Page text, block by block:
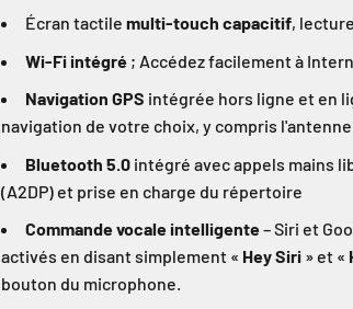
Écran tactile multi-touch capacitif,
Wi-Fi intégré ; Accédez facilement à
Navigation GPS intégrée hors ligne et en
navigation de votre choix, y compris l'antenne
Bluetooth 5.0 intégré avec appels mains
(A2DP) et prise en charge du répertoire
Commande vocale intelligente– Siri et
activés en disant simplement « Hey Siri » et «
bouton du microphone.